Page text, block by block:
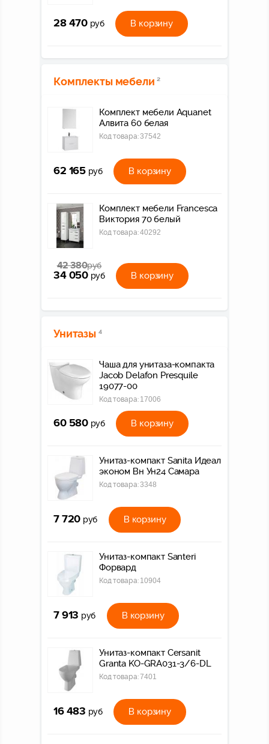
28 470 руб В корзину
Комплекты мебели 2
Комплект мебели Aquanet
Алвита 60 белая
Код товара:37542
62 165 руб В корзину
Комплект мебели Francesca
Виктория 70 белый
Код товара:40292
42 380руб
34 050 руб В корзину
Унитазы 4
Чаша для унитаза-компакта
Jacob Delafon Presquile
19077-00
Код товара: 17006
60 580 руб В корзину
Унитаз-компакт Sanita Идеал
эконом Вн Ун24 Самара
Код товара:3348
7 720 руб В корзину
Унитаз-компакт Santeri
Форвард
Код товара: 10904
7 913 руб В корзину
Унитаз-компакт Cersanit
Granta KO-GRA031-3/6-DL
Код товара:7401
16 483 руб В корзину